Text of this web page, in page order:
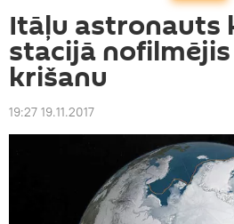
Itāļu astronauts
stacijā
krišanu
19:27 19.11.2017